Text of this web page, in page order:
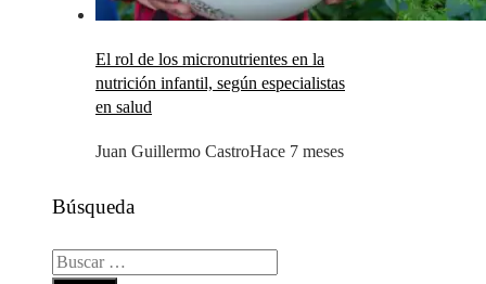
El rol de los micronutrientes en la
nutrición infantil, según especialistas
en salud
Juan Guillermo CastroHace 7 meses
Búsqueda
Buscar: